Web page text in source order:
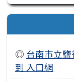
◎ 台南市立
到 入口網